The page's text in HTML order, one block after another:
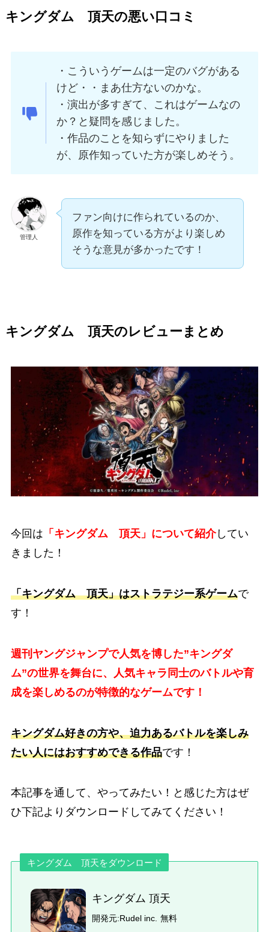
キングダム 頂天の悪い口コミ
・こういうゲームは一定のバグがある
けど・・まあ仕方ないのかな。
・演出が多すぎて、これはゲームなの
か？と疑問を感じました。
・作品のことを知らずにやりました
が、原作知っていた方が楽しめそう。
管理人
ファン向けに作られているのか、
原作を知っている方がより楽しめ
そうな意見が多かったです！
キングダム 頂天のレビューまとめ
今回は 「キングダム 頂天」について紹介してい
きました！
「キングダム 頂天」はストラテジー系ゲームで
す！
週刊ヤングジャンプで人気を博した”キングダ
ム”の世界を舞台に、人気キャラ同士のバトルや育
成を楽しめるのが特徴的なゲームです！
キングダム好きの方や、迫力あるバトルを楽しみ
たい人にはおすすめできる作品です！
本記事を通して、やってみたい！と感じた方はぜ
ひ下記よりダウンロードしてみてください！
キングダム 頂天をダウンロード
キングダム 頂天
開発元:Rudel inc. 無料